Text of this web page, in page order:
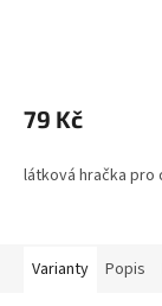
79 Kč
látková hračka pro
Varianty Popis